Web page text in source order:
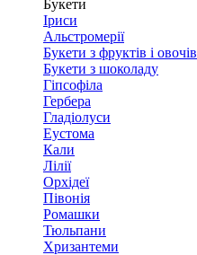
Букети
Іриси
Альстромерії
Букети з фруктів і овочів
Букети з шоколаду
Гіпсофіла
Гербера
Гладіолуси
Еустома
Кали
Лілії
Орхідеї
Півонія
Ромашки
Тюльпани
Хризантеми